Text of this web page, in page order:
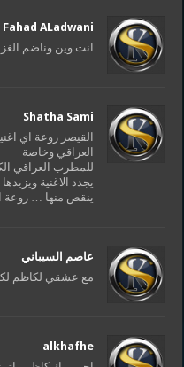
Fahad ALadwani
انت وين وناضم
Shatha Sami
القيصر روعة اي
العراقي وخاصة
للمطرب العراقي
يجدد الاغنية ويزيدها
ينقص منها … روعة
عاصم السيباني
مع عشقي لكاظم
alkhafhe